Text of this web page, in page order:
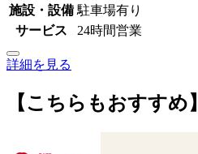
施設・設備 駐車場有り
サービス
24時間営業
詳細を見る
【こちらもおすすめ】